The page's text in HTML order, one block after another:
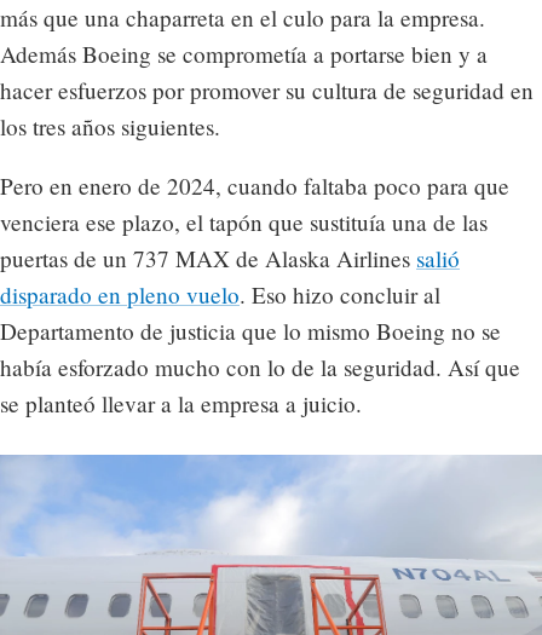
más que una chaparreta en el culo para la empresa.
Además Boeing se comprometía a portarse bien y a
hacer esfuerzos por promover su cultura de seguridad en
los tres años siguientes.
Pero en enero de 2024, cuando faltaba poco para que
venciera ese plazo, el tapón que sustituía una de las
puertas de un 737 MAX de Alaska Airlines salió
disparado en pleno vuelo. Eso hizo concluir al
Departamento de justicia que lo mismo Boeing no se
había esforzado mucho con lo de la seguridad. Así que
se planteó llevar a la empresa a juicio.